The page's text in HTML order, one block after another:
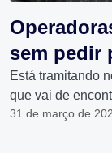
sem pedir
Está tramitando
que vai de
31 de março de